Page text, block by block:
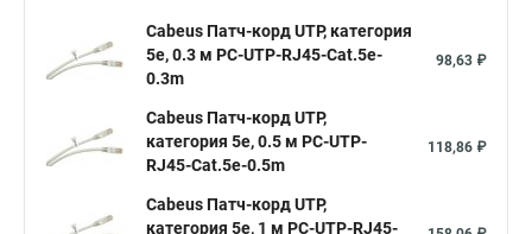
Cabeus Патч-корд UTP, категория
5e, 0.3 м PC-UTP-RJ45-Cat.5e-
0.3m
98,63 ₽
Cabeus Патч-корд UTP,
категория 5e, 0.5 м PC-UTP-
RJ45-Cat.5e-0.5m
118,86 ₽
Cabeus Патч-корд UTP,
категория 5e, 1 м PC-UTP-RJ45-